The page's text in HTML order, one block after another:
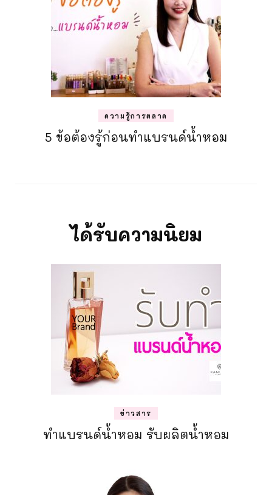
ความรู้การตลาด
5 ข้อต้องรู้ก่อนทำแบรนด์น้ำหอม
ได้รับความนิยม
ข่าวสาร
ทำแบรนด์น้ำหอม รับผลิตน้ำหอม